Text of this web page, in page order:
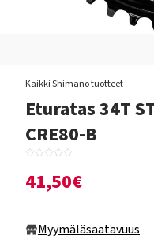
Kaikki Shimano tuotteet
Eturatas 34T
CRE80-B
41,50€
Myymäläsaatavuus